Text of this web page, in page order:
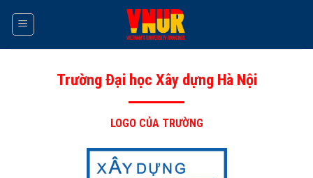
Trường Đại học Xây dựng Hà Nội
LOGO CỦA TRƯỜNG